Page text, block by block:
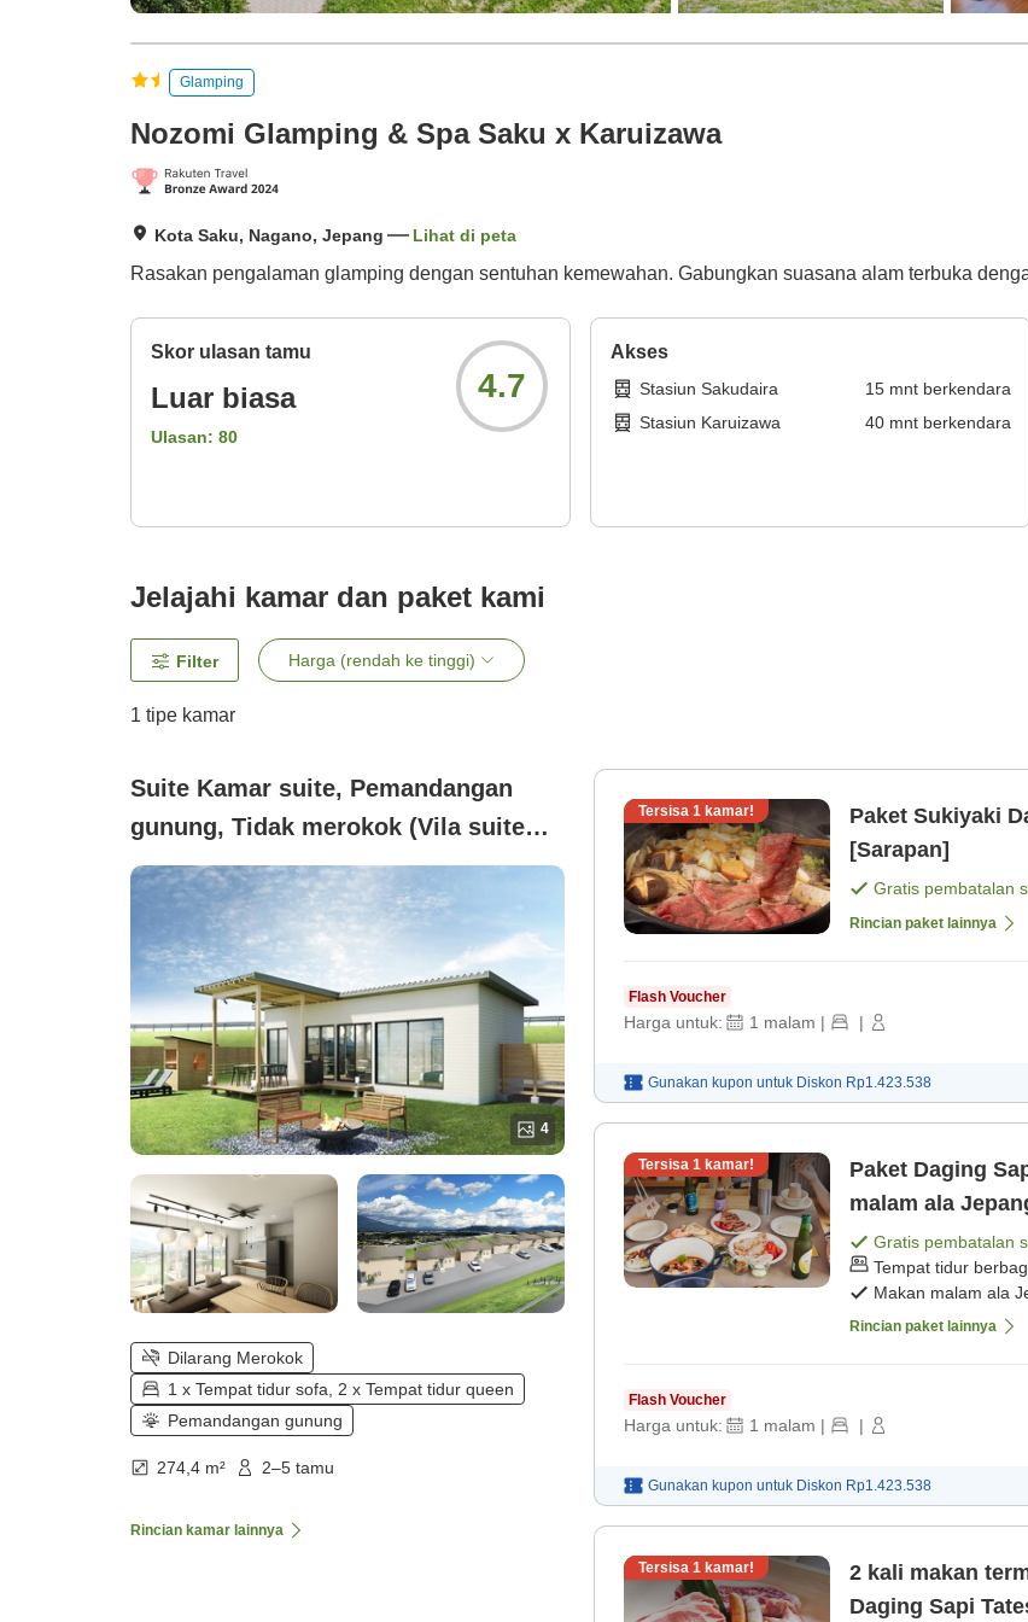
Glamping
Nozomi Glamping & Spa Saku x Karuizawa
Kota Saku, Nagano, Jepang Lihat di peta
Rasakan pengalaman glamping dengan sentuhan kemewahan. Gabungkan suasana alam terbuka
Skor ulasan tamu
Luar biasa
Ulasan: 80
4.7
Akses
Stasiun Sakudaira 15mnt berkendara
Stasiun Karuizawa
40mnt berkendara
Jelajahi kamar dan paket kami
Filter Harga (rendah ke tinggi)
1 tipe kamar
Suite Kamar suite, Pemandangan
gunung, Tidak merokok (Vila suite
dengan sauna pribadi)
4
Dilarang Merokok
1 x Tempat tidur sofa, 2 x Tempat tidur queen
Pemandangan gunung
274,4 m² 2–5 tamu
Rincian kamar lainnya
Tersisa 1 kamar!
Paket Sukiyaki
[Sarapan]
Gratis pembatalan
Rincian paket lainnya
Flash Voucher
Harga untuk: 1 malam | |
Gunakan kupon untuk Diskon Rp1.423.538
Tersisa 1 kamar!
Paket Daging
malam ala
Gratis pembatalan
Tempat tidur
Makan malam ala
Rincian paket lainnya
Flash Voucher
Harga untuk: 1 malam | |
Gunakan kupon untuk Diskon Rp1.423.538
Tersisa 1 kamar!
2 kali makan
Daging Sapi